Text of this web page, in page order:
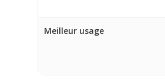
Meilleur usage